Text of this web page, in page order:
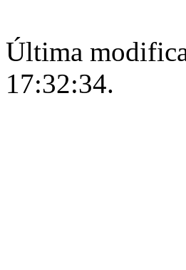
Última
17:32:34.